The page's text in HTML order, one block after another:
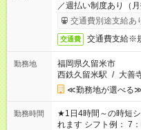
／週払い制度あり（
了次第のお支払いとな
交通費別途支給あ
交通費 交通費支給※
勤務地
福岡県久留米市
西鉄久留米駅 / 大善
≪勤務地が選べる≫
勤務時間
★1日4時間～の時短シフトOK ★都合に合わせ
れます シフト例： 7